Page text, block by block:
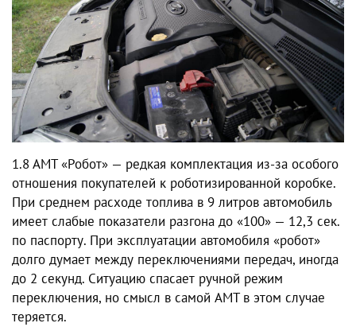
1.8 AMT «Робот» — редкая комплектация из-за особого
отношения покупателей к роботизированной коробке.
При среднем расходе топлива в 9 литров автомобиль
имеет слабые показатели разгона до «100» — 12,3 сек.
по паспорту. При эксплуатации автомобиля «робот»
долго думает между переключениями передач, иногда
до 2 секунд. Ситуацию спасает ручной режим
переключения, но смысл в самой AMT в этом случае
теряется.